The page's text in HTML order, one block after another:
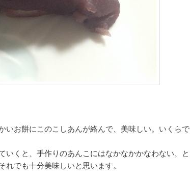
いお餅にこのこしあんが絡んで、美味しい。いくらで
いくと、手作りのあんこにはなかなかかなわない、と
でも十分美味しいと思います。